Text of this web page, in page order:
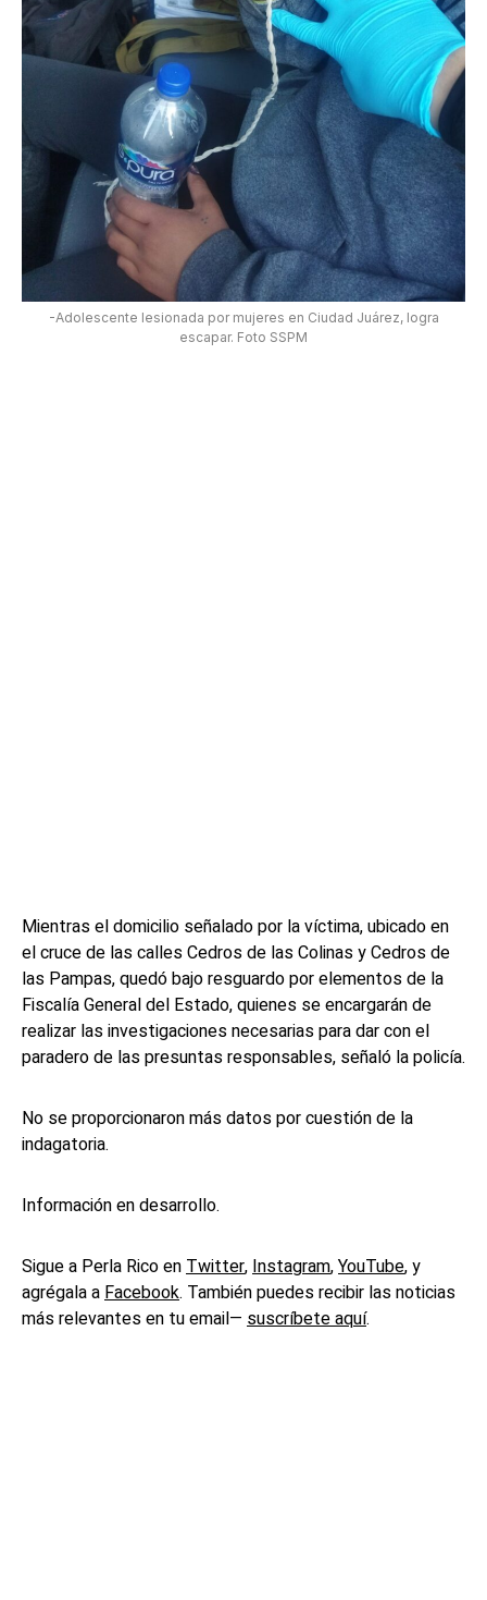
-Adolescente lesionada por mujeres en Ciudad Juárez, logra
escapar. Foto SSPM
Mientras el domicilio señalado por la víctima, ubicado en
el cruce de las calles Cedros de las Colinas y Cedros de
las Pampas, quedó bajo resguardo por elementos de la
Fiscalía General del Estado, quienes se encargarán de
realizar las investigaciones necesarias para dar con el
paradero de las presuntas responsables, señaló la policía.
No se proporcionaron más datos por cuestión de la
indagatoria.
Información en desarrollo.
Sigue a Perla Rico enTwitter,Instagram,YouTube, y
agrégala aFacebook. También puedes recibir las noticias
más relevantes en tu email— suscríbete aquí.